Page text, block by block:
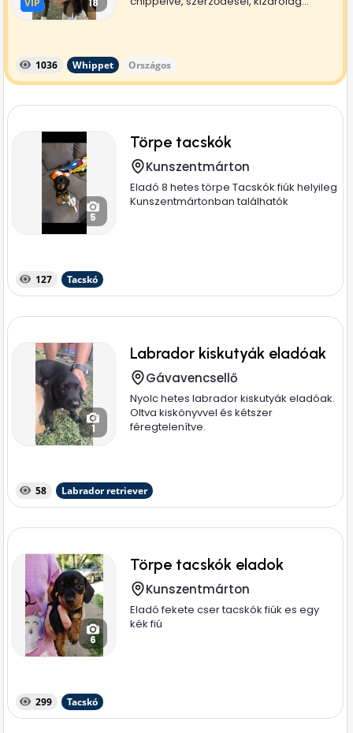
VIP
VIP 18
1036 Whippet Országos
5
Törpe tacskók
Kunszentmárton
Eladó 8 hetes törpe Tacskók fiúk helyileg
Kunszentmártonban találhatók
127 Tacskó
1
Labrador kiskutyák eladóak
Gávavencsellő
Nyolc hetes labrador kiskutyák eladóak.
Oltva kiskönyvvel és kétszer
féregtelenítve.
58 Labrador retriever
6
Törpe tacskók eladok
Kunszentmárton
Eladó fekete cser tacskók fiúk es egy
kék fiú
299 Tacskó